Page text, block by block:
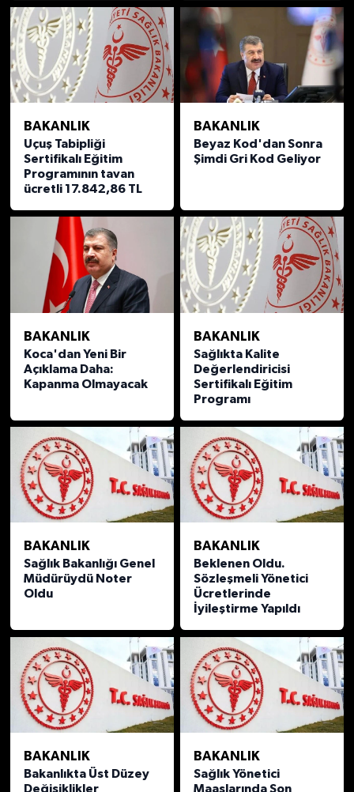
BAKANLIK
Uçuş Tabipliği
Sertifikalı Eğitim
Programının tavan
ücretli 17.842,86 TL
BAKANLIK
Beyaz Kod'dan Sonra
Şimdi Gri Kod Geliyor
BAKANLIK
Koca'dan Yeni Bir
Açıklama Daha:
Kapanma Olmayacak
BAKANLIK
Sağlıkta Kalite
Değerlendiricisi
Sertifikalı Eğitim
Programı
BAKANLIK
Sağlık Bakanlığı Genel
Müdürüydü Noter
Oldu
BAKANLIK
Beklenen Oldu.
Sözleşmeli Yönetici
Ücretlerinde
İyileştirme Yapıldı
BAKANLIK
Bakanlıkta Üst Düzey
Değişiklikler
BAKANLIK
Sağlık Yönetici
Maaşlarında Son